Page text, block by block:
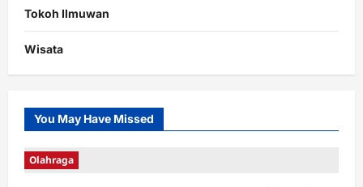
Tokoh Ilmuwan
Wisata
You May Have Missed
Olahraga